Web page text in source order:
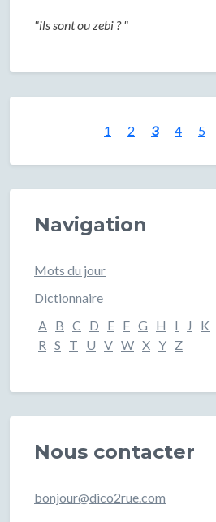
"ils sont ou zebi ? "
1 2 3 4 5
Navigation
Mots du jour
Dictionnaire
A B C D E F G H I J K
R S T U V W X Y Z
Nous contacter
bonjour@dico2rue.com